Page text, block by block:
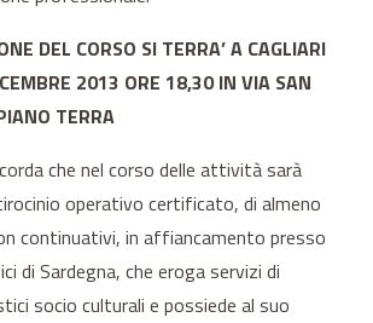
DEL CORSO SI TERRA’ A CAGLIARI
2013 ORE 18,30 IN VIA SAN
TERRA
che nel corso delle attività sarà
operativo certificato, di almeno
continuativi, in affiancamento presso
di Sardegna, che eroga servizi di
socio culturali e possiede al suo